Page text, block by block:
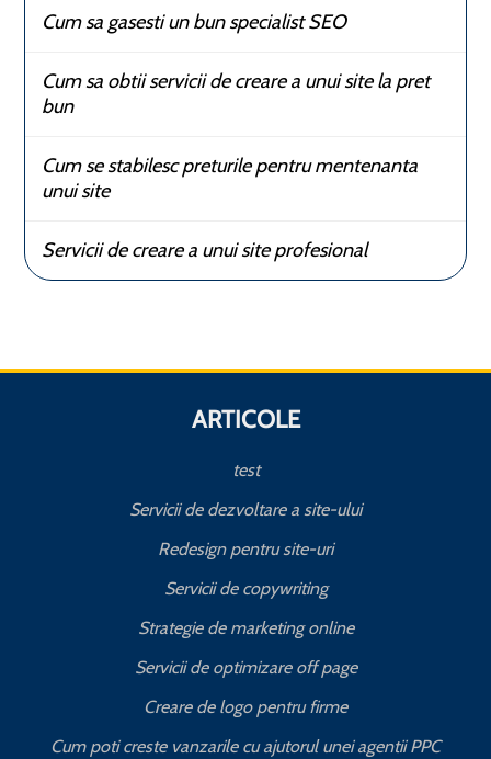
Cum sa gasesti un bun specialist SEO
Cum sa obtii servicii de creare a unui site la pret
bun
Cum se stabilesc preturile pentru mentenanta
unui site
Servicii de creare a unui site profesional
ARTICOLE
test
Servicii de dezvoltare a site-ului
Redesign pentru site-uri
Servicii de copywriting
Strategie de marketing online
Servicii de optimizare off page
Creare de logo pentru firme
Cum poti creste vanzarile cu ajutorul unei agentii PPC